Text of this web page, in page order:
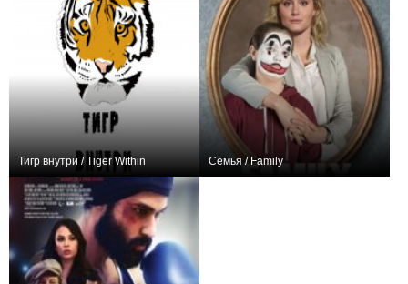
Тигр внутри / Tiger Within Семья / Family